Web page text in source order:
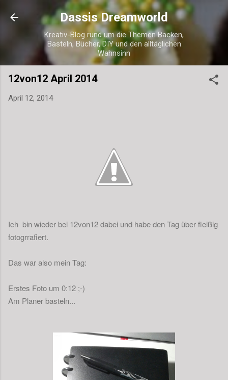
Direkt zum Hauptbereich
Dassis Dreamworld
Kreativ-Blog rund um die Themen Backen,
Basteln, Bücher, DIY und den alltäglichen
Wahnsinn
12von12 April 2014
April 12, 2014
Ich bin wieder bei 12von12 dabei und habe den Tag über fleißig
fotogrrafiert.
Das war also mein Tag:
Erstes Foto um 0:12 ;-)
Am Planer basteln...